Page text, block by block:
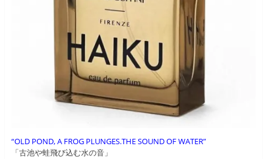
“OLD POND, A FROG PLUNGES.THE SOUND OF WATER”
「古池や蛙飛び込む水の音」